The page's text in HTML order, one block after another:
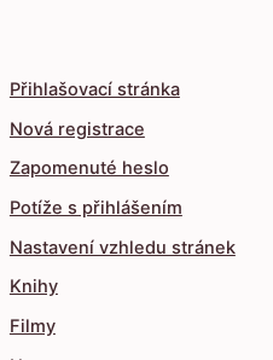
Přihlašovací stránka
Nová registrace
Zapomenuté heslo
Potíže s přihlášením
Nastavení vzhledu stránek
Knihy
Filmy